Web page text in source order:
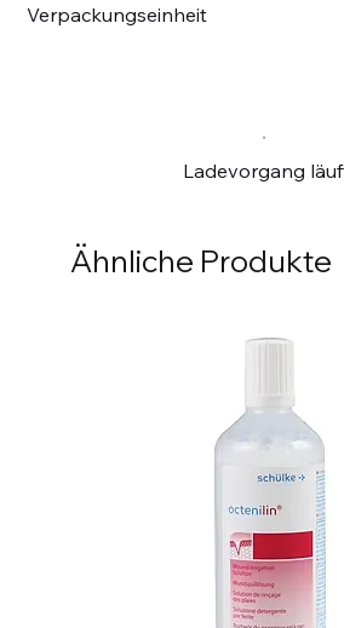
Verpackungseinheit
Ladevorgang
Ähnliche Produkte